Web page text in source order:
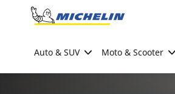
Go to page content
Auto & SUV Moto & Scooter